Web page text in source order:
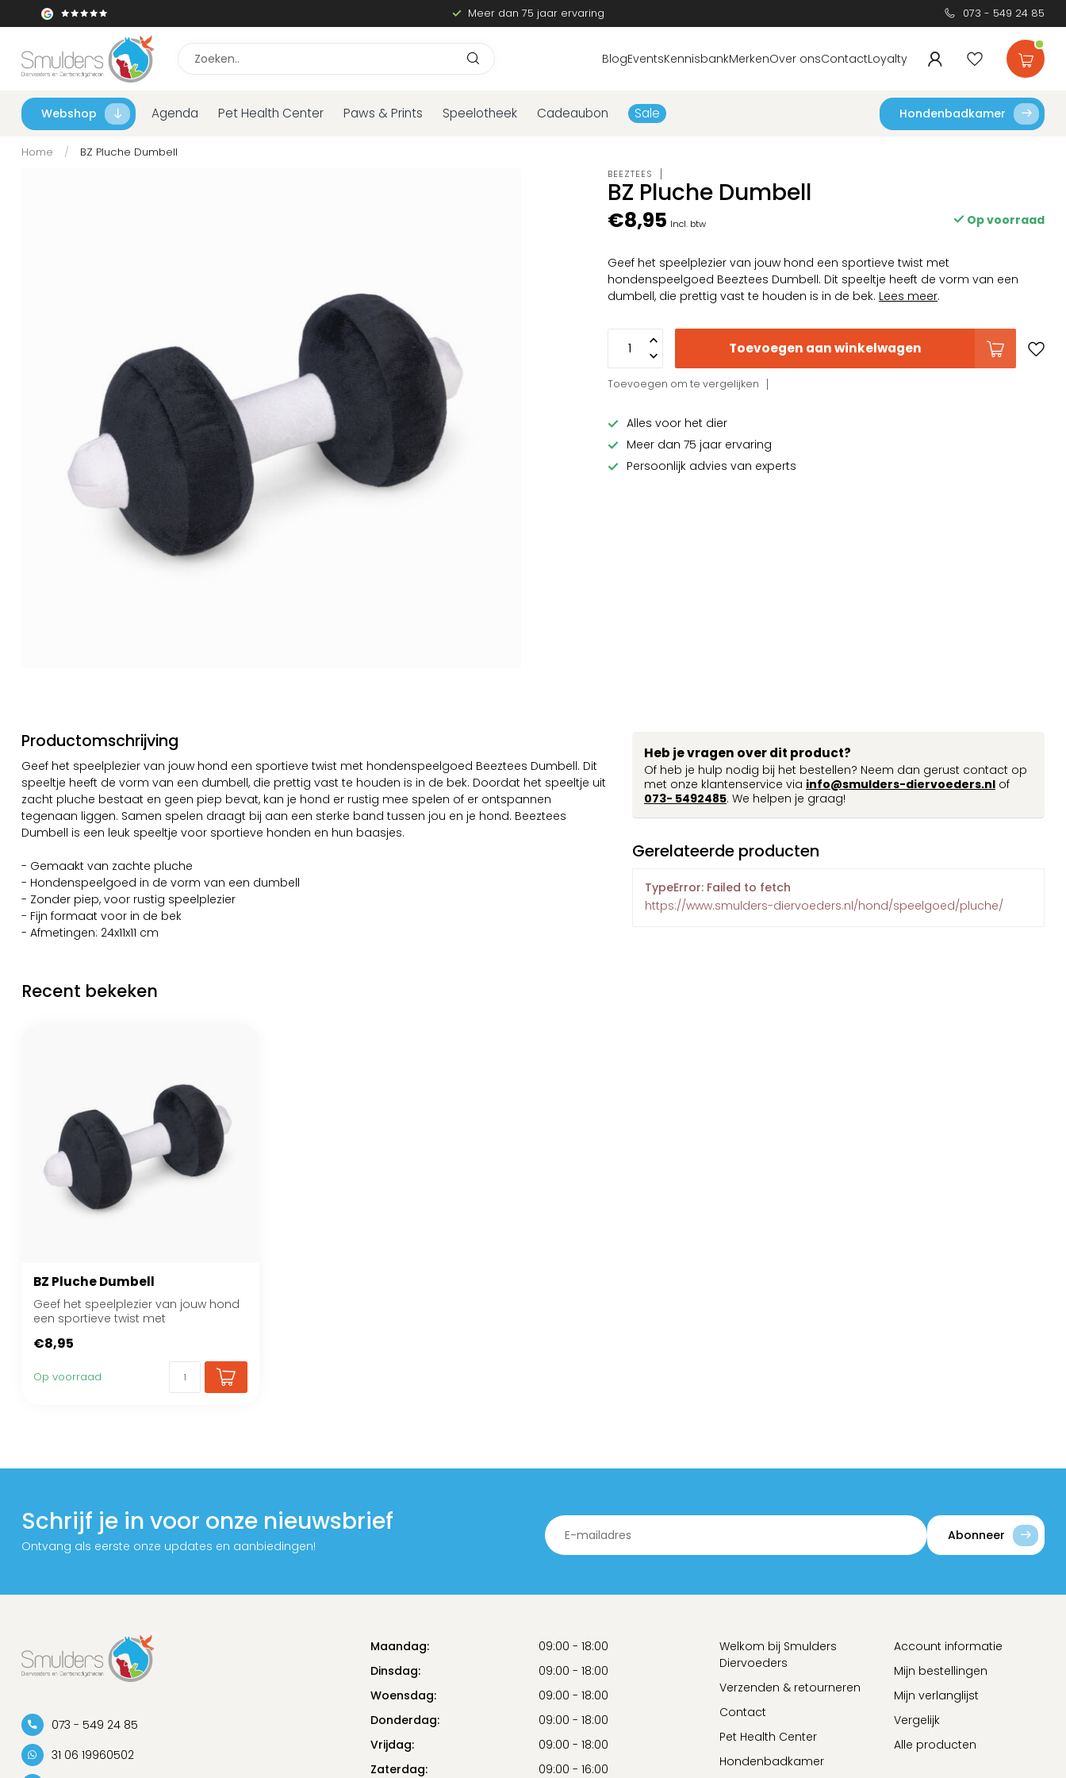
Meer dan 75 jaar ervaring 073 - 549 24 85
BlogEventsKennisbankMerkenOver onsContactLoyalty
Webshop Agenda Pet Health Center Paws & Prints Speelotheek Cadeaubon Sale Hondenbadkamer
Home / BZ Pluche Dumbell
BEEZTEES
BZ Pluche Dumbell
€8,95 Incl. btw Op voorraad
Geef het speelplezier van jouw hond een sportieve twist met
hondenspeelgoed Beeztees Dumbell. Dit speeltje heeft de vorm van een
dumbell, die prettig vast te houden is in de bek. Lees meer.
Toevoegen aan winkelwagen
Toevoegen om te vergelijken
Alles voor het dier
Meer dan 75 jaar ervaring
Persoonlijk advies van experts
Productomschrijving
Geef het speelplezier van jouw hond een sportieve twist met hondenspeelgoed Beeztees Dumbell. Dit
speeltje heeft de vorm van een dumbell, die prettig vast te houden is in de bek. Doordat het speeltje uit
zacht pluche bestaat en geen piep bevat, kan je hond er rustig mee spelen of er ontspannen
tegenaan liggen. Samen spelen draagt bij aan een sterke band tussen jou en je hond. Beeztees
Dumbell is een leuk speeltje voor sportieve honden en hun baasjes.
- Gemaakt van zachte pluche
- Hondenspeelgoed in de vorm van een dumbell
- Zonder piep, voor rustig speelplezier
- Fijn formaat voor in de bek
- Afmetingen: 24x11x11 cm
Heb je vragen over dit product?
Of heb je hulp nodig bij het bestellen? Neem dan gerust contact op
met onze klantenservice via info@smulders-diervoeders.nl of
073- 5492485. We helpen je graag!
Gerelateerde producten
TypeError: Failed to fetch
https://www.smulders-diervoeders.nl/hond/speelgoed/pluche/
Recent bekeken
BZ Pluche Dumbell
Geef het speelplezier van jouw hond
een sportieve twist met
€8,95
Op voorraad
Schrijf je in voor onze nieuwsbrief
Ontvang als eerste onze updates en aanbiedingen!
Abonneer
073 - 549 24 85
31 06 19960502
Maandag:
09:00 - 18:00
Dinsdag:
09:00 - 18:00
Woensdag:
09:00 - 18:00
Donderdag:
09:00 - 18:00
Vrijdag:
09:00 - 18:00
Zaterdag:
09:00 - 16:00
Welkom bij Smulders
Diervoeders
Verzenden & retourneren
Contact
Pet Health Center
Hondenbadkamer
Account informatie
Mijn bestellingen
Mijn verlanglijst
Vergelijk
Alle producten